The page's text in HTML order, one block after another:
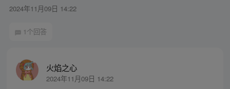
2024年11月09日 14:22
1个回答
火焰之心
2024年11月09日 14:22